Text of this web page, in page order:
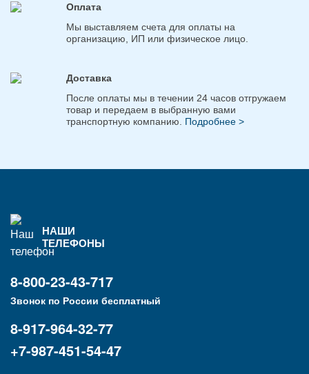
Оплата
Мы выставляем счета для оплаты на
организацию, ИП или физическое лицо.
Доставка
После оплаты мы в течении 24 часов отгружаем
товар и передаем в выбранную вами
транспортную компанию. Подробнее >
НАШИ
ТЕЛЕФОНЫ
8-800-23-43-717
Звонок по России бесплатный
8-917-964-32-77
+7-987-451-54-47